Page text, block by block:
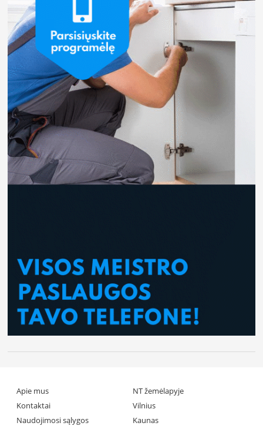
Apie mus
Kontaktai
Naudojimosi sąlygos
NT žemėlapyje
Vilnius
Kaunas